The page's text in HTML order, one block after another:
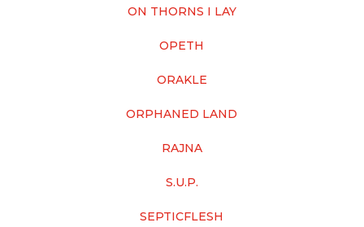
ON THORNS I LAY
OPETH
ORAKLE
ORPHANED LAND
RAJNA
S.U.P.
SEPTICFLESH